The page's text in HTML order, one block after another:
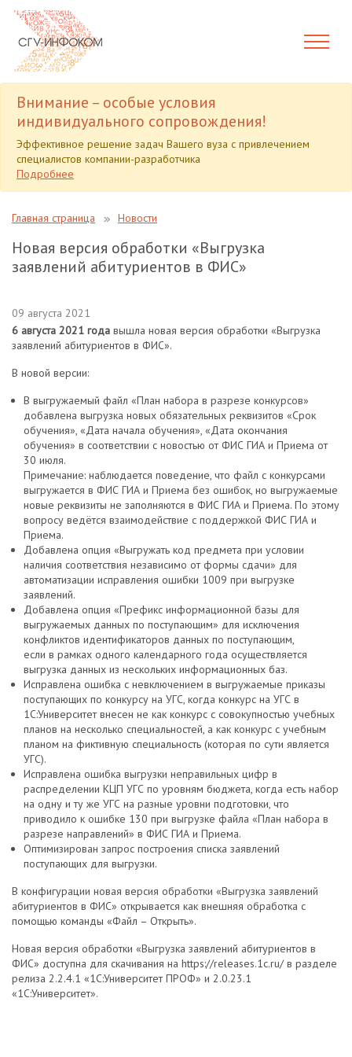
Внимание – особые условия
индивидуального сопровождения!
Эффективное решение задач Вашего вуза с привлечением
специалистов компании-разработчика
Подробнее
Главная страница Новости
Новая версия обработки «Выгрузка
заявлений абитуриентов в ФИС»
09 августа 2021
6 августа 2021 года вышла новая версия обработки «Выгрузка
заявлений абитуриентов в ФИС».
В новой версии:
В выгружаемый файл «План набора в разрезе конкурсов»
добавлена выгрузка новых обязательных реквизитов «Срок
обучения», «Дата начала обучения», «Дата окончания
обучения» в соответствии с новостью от ФИС ГИА и Приема от
30 июля.
Примечание: наблюдается поведение, что файл с конкурсами
выгружается в ФИС ГИА и Приема без ошибок, но выгружаемые
новые реквизиты не заполняются в ФИС ГИА и Приема. По этому
вопросу ведётся взаимодействие с поддержкой ФИС ГИА и
Приема.
Добавлена опция «Выгружать код предмета при условии
наличия соответствия независимо от формы сдачи» для
автоматизации исправления ошибки 1009 при выгрузке
заявлений.
Добавлена опция «Префикс информационной базы для
выгружаемых данных по поступающим» для исключения
конфликтов идентификаторов данных по поступающим,
если в рамках одного календарного года осуществляется
выгрузка данных из нескольких информационных баз.
Исправлена ошибка с невключением в выгружаемые приказы
поступающих по конкурсу на УГС, когда конкурс на УГС в
1С:Университет внесен не как конкурс с совокупностью учебных
планов на несколько специальностей, а как конкурс с учебным
планом на фиктивную специальность (которая по сути является
УГС).
Исправлена ошибка выгрузки неправильных цифр в
распределении КЦП УГС по уровням бюджета, когда есть набор
на одну и ту же УГС на разные уровни подготовки, что
приводило к ошибке 130 при выгрузке файла «План набора в
разрезе направлений» в ФИС ГИА и Приема.
Оптимизирован запрос построения списка заявлений
поступающих для выгрузки.
В конфигурации новая версия обработки «Выгрузка заявлений
абитуриентов в ФИС» открывается как внешняя обработка с
помощью команды «Файл – Открыть».
Новая версия обработки «Выгрузка заявлений абитуриентов в
ФИС» доступна для скачивания на https://releases.1c.ru/ в разделе
релиза 2.2.4.1 «1С:Университет ПРОФ» и 2.0.23.1
«1С:Университет».